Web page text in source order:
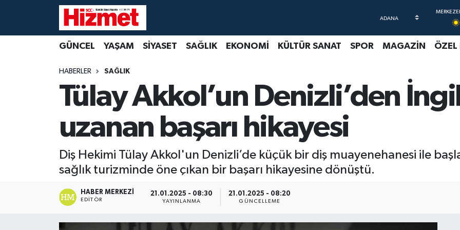
GÜNCEL YAŞAM SİYASET SAĞLIK EKONOMİ KÜLTÜR SANAT SPOR MAGAZİN ÖZEL
HABERLER SAĞLIK
Tülay Akkol’un Denizli’den
uzanan başarı hikayesi
Diş Hekimi Tülay Akkol'un Denizli’de küçük bir diş muayenehanesi ile
sağlık turizminde öne çıkan bir başarı hikayesine dönüştü.
HABER MERKEZI
EDITÖR
21.01.2025 - 08:30
YAYINLANMA
21.01.2025 - 08:20
GÜNCELLEME
SİYASET
KÜLTÜR SANAT
MAGAZİN
Denizli Nöbetçi Eczaneler
Denizli Trafik Yoğunluk Haritası
Süper Lig Puan Durumu ve Fikstür
Son Dakika Haberleri
Haber Arşivi